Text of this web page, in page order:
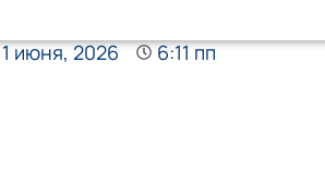
1 июня, 2026 6:11 пп